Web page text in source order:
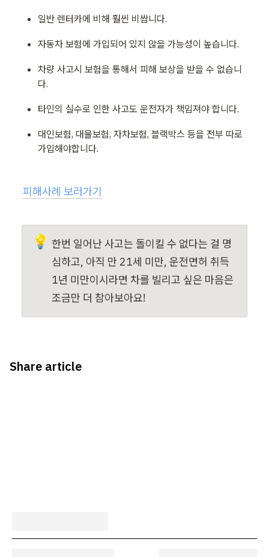
일반 렌터카에 비해 훨씬 비쌉니다.
자동차 보험에 가입되어 있지 않을 가능성이 높습니다.
차량 사고시 보험을 통해서 피해 보상을 받을 수 없습니
다.
타인의 실수로 인한 사고도 운전자가 책임져야 합니다.
대인보험, 대물보험, 자차보험, 블랙박스 등을 전부 따로
가입해야합니다.
피해사례 보러가기
💡 한번 일어난 사고는 돌이킬 수 없다는 걸 명
심하고, 아직 만 21세 미만, 운전면허 취득
1년 미만이시라면 차를 빌리고 싶은 마음은
조금만 더 참아보아요!
Share article